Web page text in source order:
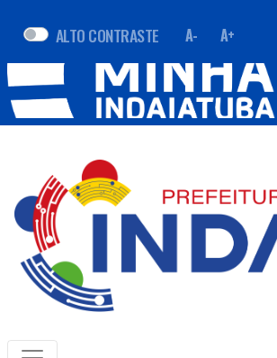
ALTO CONTRASTE A- A+